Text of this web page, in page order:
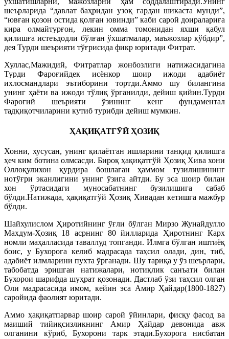
шеърларида “давлат баҳридан узоқ гардан шикаста мунди”,
“ювған қозон остида қолған ювинди” каби сарой доиралариға
кира олмайтурғон, лекин омма томонидан яхши қабул
қилишға истеъдодли бўлған ўхшатмалар, маъжозлар кўбдир”,
дея Турди шеърияти тўғрисида фикр юритади Фитрат.
Хуллас,Мажидий, Фитратлар жонбозлиги натижасидагина
Турди Фароғийдек исёнкор шоир ижоди адабиёт
ихлосмандлари эътиборини тортди.Аммо шу билангина
унинг ҳаёти ва ижоди тўлиқ ўрганилди, дейиш қийин.Турди
Фароғий шеърияти ўзининг кенг фундаментал
тадқиқотчиларини кутиб турибди дейиш мумкин.
ҲАҚИҚАТГЎЙ ҲОЗИҚ
Хонни, хусусан, унинг қилаётган ишларини танқид қилишга
ҳеч ким ботина олмсасди. Бироқ ҳақиқатгўй Ҳозиқ Хива хони
Оллоқулихон қурдира бошлаган ҳаммом тузилишининг
нотўғри эканлигини унинг ўзига айтди. Бу эса шоир билан
хон ўртасидаги муносабатнинг бузилишига сабаб
бўлди.Натижада, ҳақиқатгўй Ҳозиқ Хивадан кетишга мажбур
бўлди.
Шайхулислом Ҳиротийнинг ўғли бўлган Мирзо Жунайдулло
Махдум-Ҳозиқ 18 асрнинг 80 йилларида Ҳиротнинг Карх
номли маҳалласида таваллуд топганди. Илмга бўлган иштиёқ
боис, у Бухорога келиб мадрасада таҳсил олади, дин, тиб,
адабиёт илмларини пухта ўрганади. Шу тариқа у ўз шеърлари,
табобатда эришган натижалари, нотиқлик санъати билан
Бухорои шарифда шуҳрат қозонади. Дастлаб ўзи таҳсил олган
Оли мадрасасида имом, кейин эса Амир Ҳайдар(1800-1827)
саройида фаолият юритади.
Аммо ҳақиқатпарвар шоир сарой ўйинлари, фисқу фасод ва
маиший тийиқсизликнинг Амир Ҳайдар девонида авж
олганини кўриб, Бухорони тарк этади.Бухорога нисбатан